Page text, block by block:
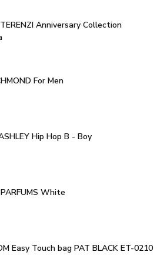
Anniversary Collection
For Men
Hip Hop B - Boy
White
Easy Touch bag PAT BLACK ET-0210